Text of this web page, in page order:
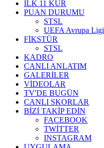
İLK 11 KUR
PUAN DURUMU
STSL
UEFA Avrupa Ligi
FİKSTÜR
STSL
KADRO
CANLI ANLATIM
GALERİLER
VİDEOLAR
TV'DE BUGÜN
CANLI SKORLAR
BİZİ TAKİP EDİN
FACEBOOK
TWİTTER
INSTAGRAM